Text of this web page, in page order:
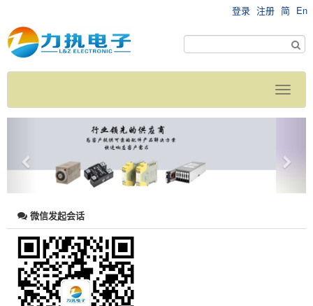
登录 注册 简 En
微信发起会话